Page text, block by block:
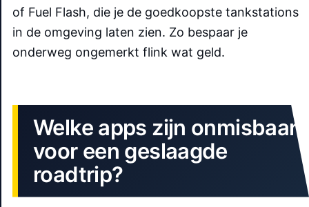
of Fuel Flash, die je de goedkoopste tankstations
in de omgeving laten zien. Zo bespaar je
onderweg ongemerkt flink wat geld.
Welke apps zijn onmisbaar
voor een geslaagde
roadtrip?